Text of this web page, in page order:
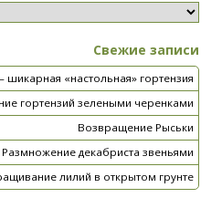
Свежие записи
шикарная «настольная» гортензия
гортензий зелеными черенками
Возвращение Рыськи
Размножение декабриста звеньями
лилий в открытом грунте